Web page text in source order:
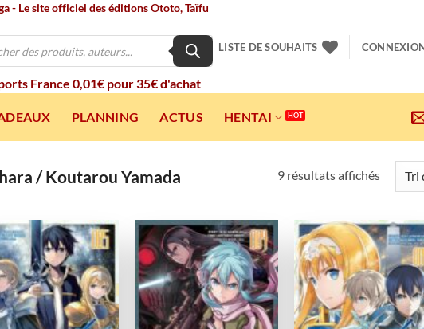
- Le site officiel des éditions Ototo, Taïfu
France 0,01€ pour 35€ d'achat
LISTE DE SOUHAITS
PLANNING ACTUS HENTAI
/ Koutarou Yamada 9 résultats affichésTrié
récent
au
plus
ancien
Ajouter
à la
wishlist
Ajouter
à la
wishlist
wishlist